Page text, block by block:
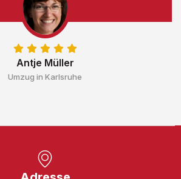
Antje Müller
Umzug in Karlsruhe